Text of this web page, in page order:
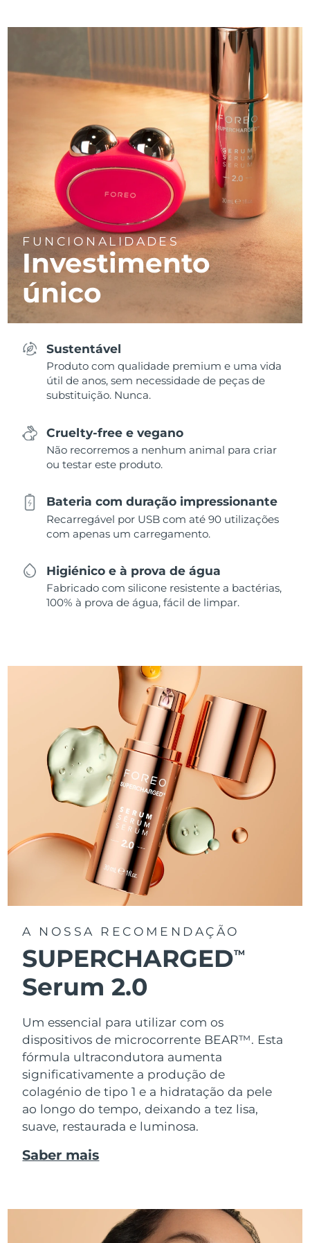
FUNCIONALIDADES
Investimento
único
Sustentável
Produto com qualidade premium e uma vida
útil de anos, sem necessidade de peças de
substituição. Nunca.
Cruelty-free e vegano
Não recorremos a nenhum animal para criar
ou testar este produto.
Bateria com duração impressionante
Recarregável por USB com até 90 utilizações
com apenas um carregamento.
Higiénico e à prova de água
Fabricado com silicone resistente a bactérias,
100% à prova de água, fácil de limpar.
A NOSSA RECOMENDAÇÃO
SUPERCHARGEDTM
Serum 2.0
Um essencial para utilizar com os
dispositivos de microcorrente BEAR™. Esta
fórmula ultracondutora aumenta
significativamente a produção de
colagénio de tipo 1 e a hidratação da pele
ao longo do tempo, deixando a tez lisa,
suave, restaurada e luminosa.
Saber mais